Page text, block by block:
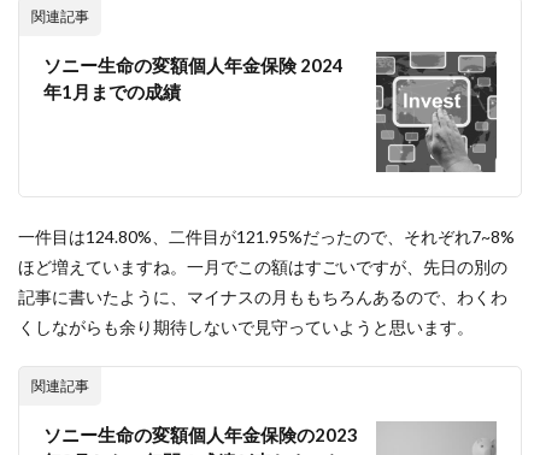
関連記事
ソニー生命の変額個人年金保険 2024
年1月までの成績
一件目は124.80%、二件目が121.95%だったので、それぞれ7~8%
ほど増えていますね。一月でこの額はすごいですが、先日の別の
記事に書いたように、マイナスの月ももちろんあるので、わくわ
くしながらも余り期待しないで見守っていようと思います。
関連記事
ソニー生命の変額個人年金保険の2023